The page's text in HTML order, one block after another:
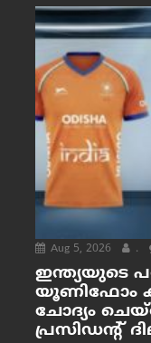
Aug 5, 2026 .
ഇന്ത്യയുടെ
യൂണിഫോം
ചോദ്യം
പ്രസിഡന്റ്